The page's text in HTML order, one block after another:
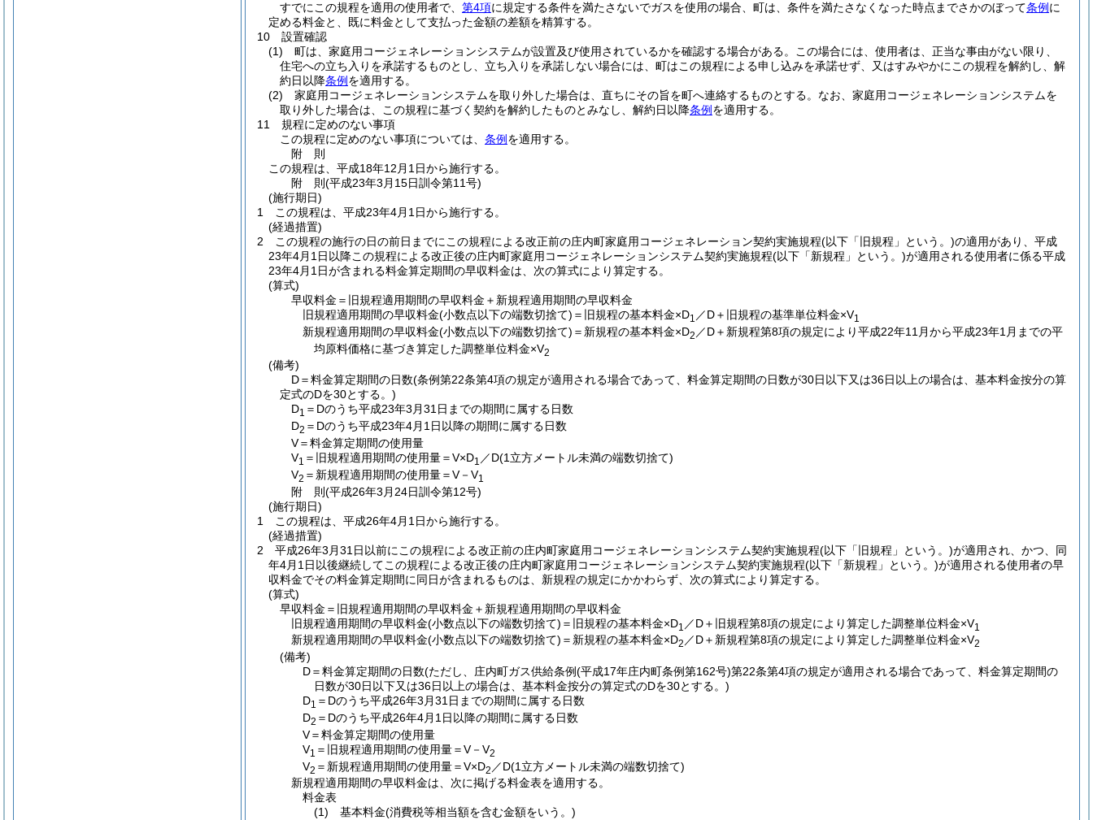
すでにこの規程を適用の使用者で、 第4項に規定する条件を満たさないでガスを使用の場合、町は、条件を満たさなくなった時点までさかのぼって条例 に
定める料金と、既に料金として支払った金額の差額を精算する。
10 設置確認
(1) 町は、家庭用コージェネレーションシステムが設置及び使用されているかを確認する場合がある。この場合には、使用者は、正当な事由がない限り、
住宅への立ち入りを承諾するものとし、立ち入りを承諾しない場合には、町はこの規程による申し込みを承諾せず、又はすみやかにこの規程を解約し、解
約日以降条例 を適用する。
(2) 家庭用コージェネレーションシステムを取り外した場合は、直ちにその旨を町へ連絡するものとする。なお、家庭用コージェネレーションシステムを
取り外した場合は、この規程に基づく契約を解約したものとみなし、解約日以降条例 を適用する。
11 規程に定めのない事項
この規程に定めのない事項については、 条例 を適用する。
附 則
この規程は、平成18年12月1日から施行する。
附 則(平成23年3月15日訓令第11号)
(施行期日)
1
この規程は、平成23年4月1日から施行する。
(経過措置)
2
この規程の施行の日の前日までにこの規程による改正前の庄内町家庭用コージェネレーション契約実施規程(以下「旧規程」という。)の適用があり、平成
23年4月1日以降この規程による改正後の庄内町家庭用コージェネレーションシステム契約実施規程(以下「新規程」という。)が適用される使用者に係る平成
23年4月1日が含まれる料金算定期間の早収料金は、次の算式により算定する。
(算式)
早収料金＝旧規程適用期間の早収料金＋新規程適用期間の早収料金
旧規程適用期間の早収料金(小数点以下の端数切捨て) ＝旧規程の基本料金×D1 ／D＋旧規程の基準単位料金×V1
新規程適用期間の早収料金(小数点以下の端数切捨て) ＝新規程の基本料金×D2 ／D＋新規程第8項の規定により平成22年11月から平成23年1月までの平
均原料価格に基づき算定した調整単位料金×V2
(備考)
D＝料金算定期間の日数(条例第22条第4項の規定が適用される場合であって、料金算定期間の日数が30日以下又は36日以上の場合は、基本料金按分の算
定式のDを30とする。)
D1 ＝Dのうち平成23年3月31日までの期間に属する日数
D2 ＝Dのうち平成23年4月1日以降の期間に属する日数
V＝料金算定期間の使用量
V1 ＝旧規程適用期間の使用量＝V×D1 ／D(1立方メートル未満の端数切捨て)
V2 ＝新規程適用期間の使用量＝V－V1
附 則(平成26年3月24日訓令第12号)
(施行期日)
1
この規程は、平成26年4月1日から施行する。
(経過措置)
2
平成26年3月31日以前にこの規程による改正前の庄内町家庭用コージェネレーションシステム契約実施規程(以下「旧規程」という。)が適用され、かつ、同
年4月1日以後継続してこの規程による改正後の庄内町家庭用コージェネレーションシステム契約実施規程(以下「新規程」という。)が適用される使用者の早
収料金でその料金算定期間に同日が含まれるものは、新規程の規定にかかわらず、次の算式により算定する。
(算式)
早収料金＝旧規程適用期間の早収料金＋新規程適用期間の早収料金
旧規程適用期間の早収料金(小数点以下の端数切捨て) ＝旧規程の基本料金×D1 ／D＋旧規程第8項の規定により算定した調整単位料金×V1
新規程適用期間の早収料金(小数点以下の端数切捨て) ＝新規程の基本料金×D2／D＋新規程第8項の規定により算定した調整単位料金×V2
(備考)
D＝料金算定期間の日数(ただし、庄内町ガス供給条例(平成17年庄内町条例第162号)第22条第4項の規定が適用される場合であって、料金算定期間の
日数が30日以下又は36日以上の場合は、基本料金按分の算定式のDを30とする。)
D1 ＝Dのうち平成26年3月31日までの期間に属する日数
D2 ＝Dのうち平成26年4月1日以降の期間に属する日数
V＝料金算定期間の使用量
V1 ＝旧規程適用期間の使用量＝V－V2
V2 ＝新規程適用期間の使用量＝V×D2 ／D(1立方メートル未満の端数切捨て)
新規程適用期間の早収料金は、次に掲げる料金表を適用する。
料金表
(1) 基本料金(消費税等相当額を含む金額をいう。)